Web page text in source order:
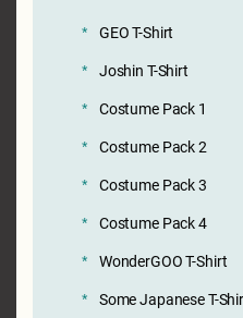
GEO T-Shirt
Joshin T-Shirt
Costume Pack 1
Costume Pack 2
Costume Pack 3
Costume Pack 4
WonderGOO T-Shirt
Some Japanese T-